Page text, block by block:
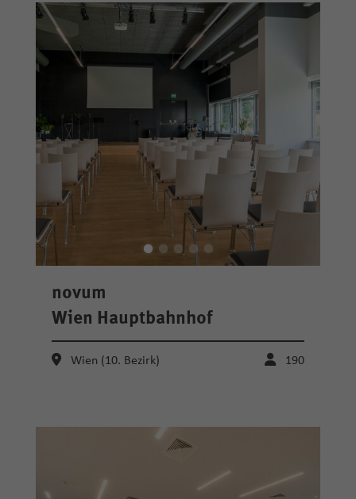
novum
Wien Hauptbahnhof
Wien (10. Bezirk) 190